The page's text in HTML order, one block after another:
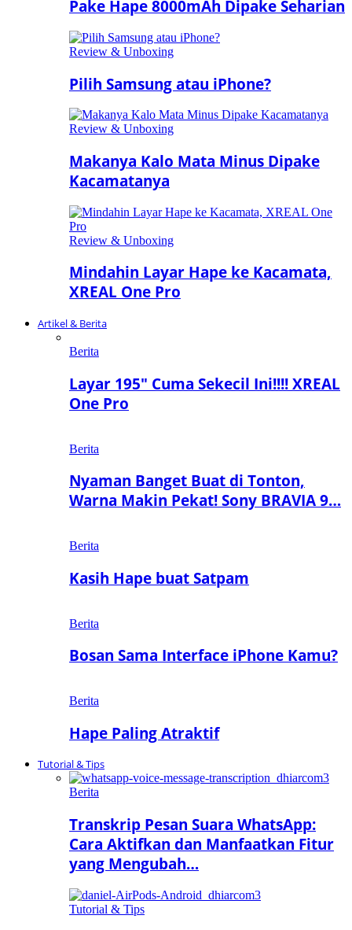
Pake Hape 8000mAh Dipake Seharian
Review & Unboxing
Pilih Samsung atau iPhone?
Review & Unboxing
Makanya Kalo Mata Minus Dipake
Kacamatanya
Review & Unboxing
Mindahin Layar Hape ke Kacamata,
XREAL One Pro
Artikel & Berita
Berita
Layar 195″ Cuma Sekecil Ini!!!! XREAL
One Pro
Berita
Nyaman Banget Buat di Tonton,
Warna Makin Pekat! Sony BRAVIA 9…
Berita
Kasih Hape buat Satpam
Berita
Bosan Sama Interface iPhone Kamu?
Berita
Hape Paling Atraktif
Tutorial & Tips
Berita
Transkrip Pesan Suara WhatsApp:
Cara Aktifkan dan Manfaatkan Fitur
yang Mengubah…
Tutorial & Tips